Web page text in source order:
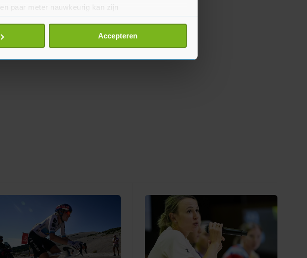
paar meter nauwkeurig kan zijn
eigenschappen (fingerprinting)
uw voorkeuren in het
detailgedeelte
Accepteren